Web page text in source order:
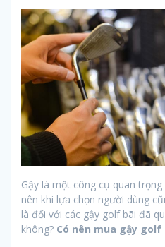
Gậy là một công cụ quan
nên khi lựa chọn người dùng
là đối với các gậy golf bãi đã
không? Có nên mua gậy